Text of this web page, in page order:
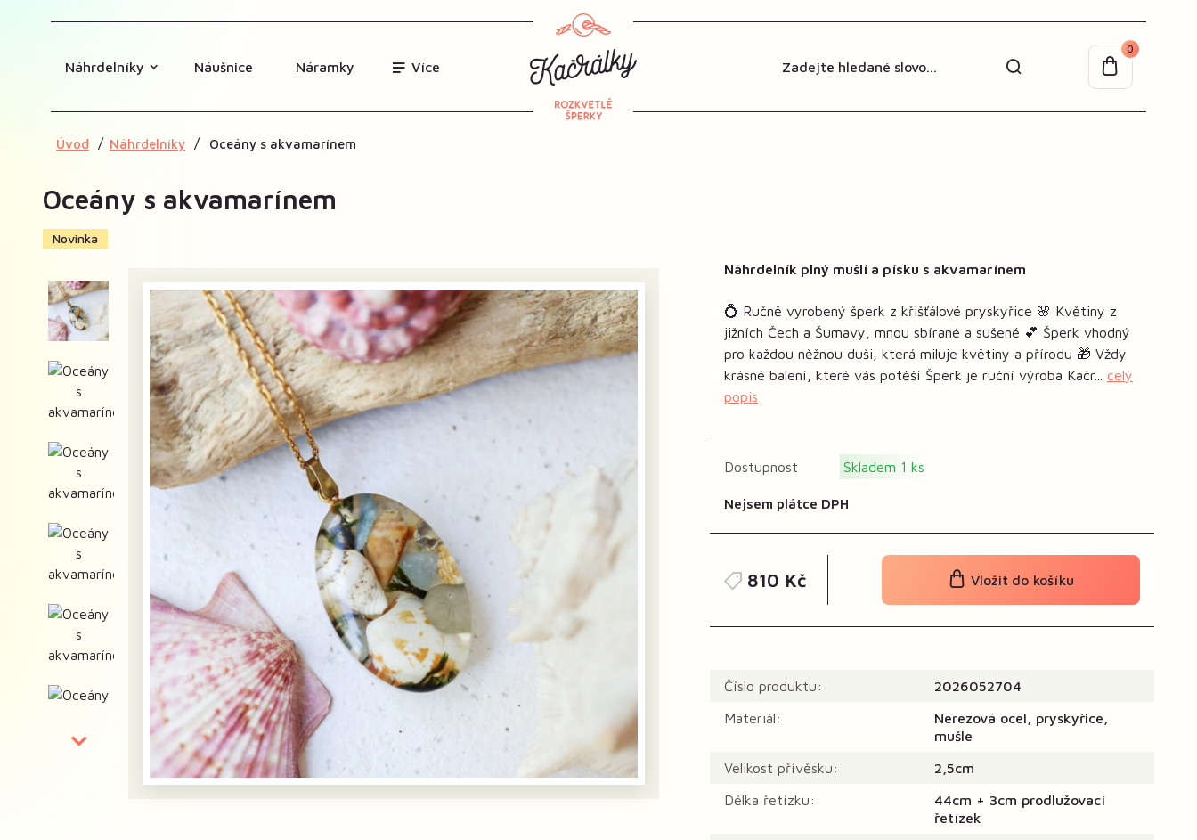
Náhrdelníky Náušnice Náramky Více
0
Úvod Náhrdelníky Oceány s akvamarínem
Oceány s akvamarínem
Novinka
Náhrdelník plný mušlí a písku s akvamarínem
💍 Ručně vyrobený šperk z křišťálové pryskyřice 🌸 Květiny z
jižních Čech a Šumavy, mnou sbírané a sušené 💕 Šperk vhodný
pro každou něžnou duši, která miluje květiny a přírodu 🎁 Vždy
krásné balení, které vás potěší Šperk je ruční výroba Kačr... celý
popis
Dostupnost Skladem 1 ks
Nejsem plátce DPH
810 Kč Vložit do košíku
Číslo produktu:
2026052704
Materiál:
Nerezová ocel, pryskyřice,
mušle
Velikost přívěsku:
2,5cm
Délka řetízku:
44cm + 3cm prodlužovací
řetízek